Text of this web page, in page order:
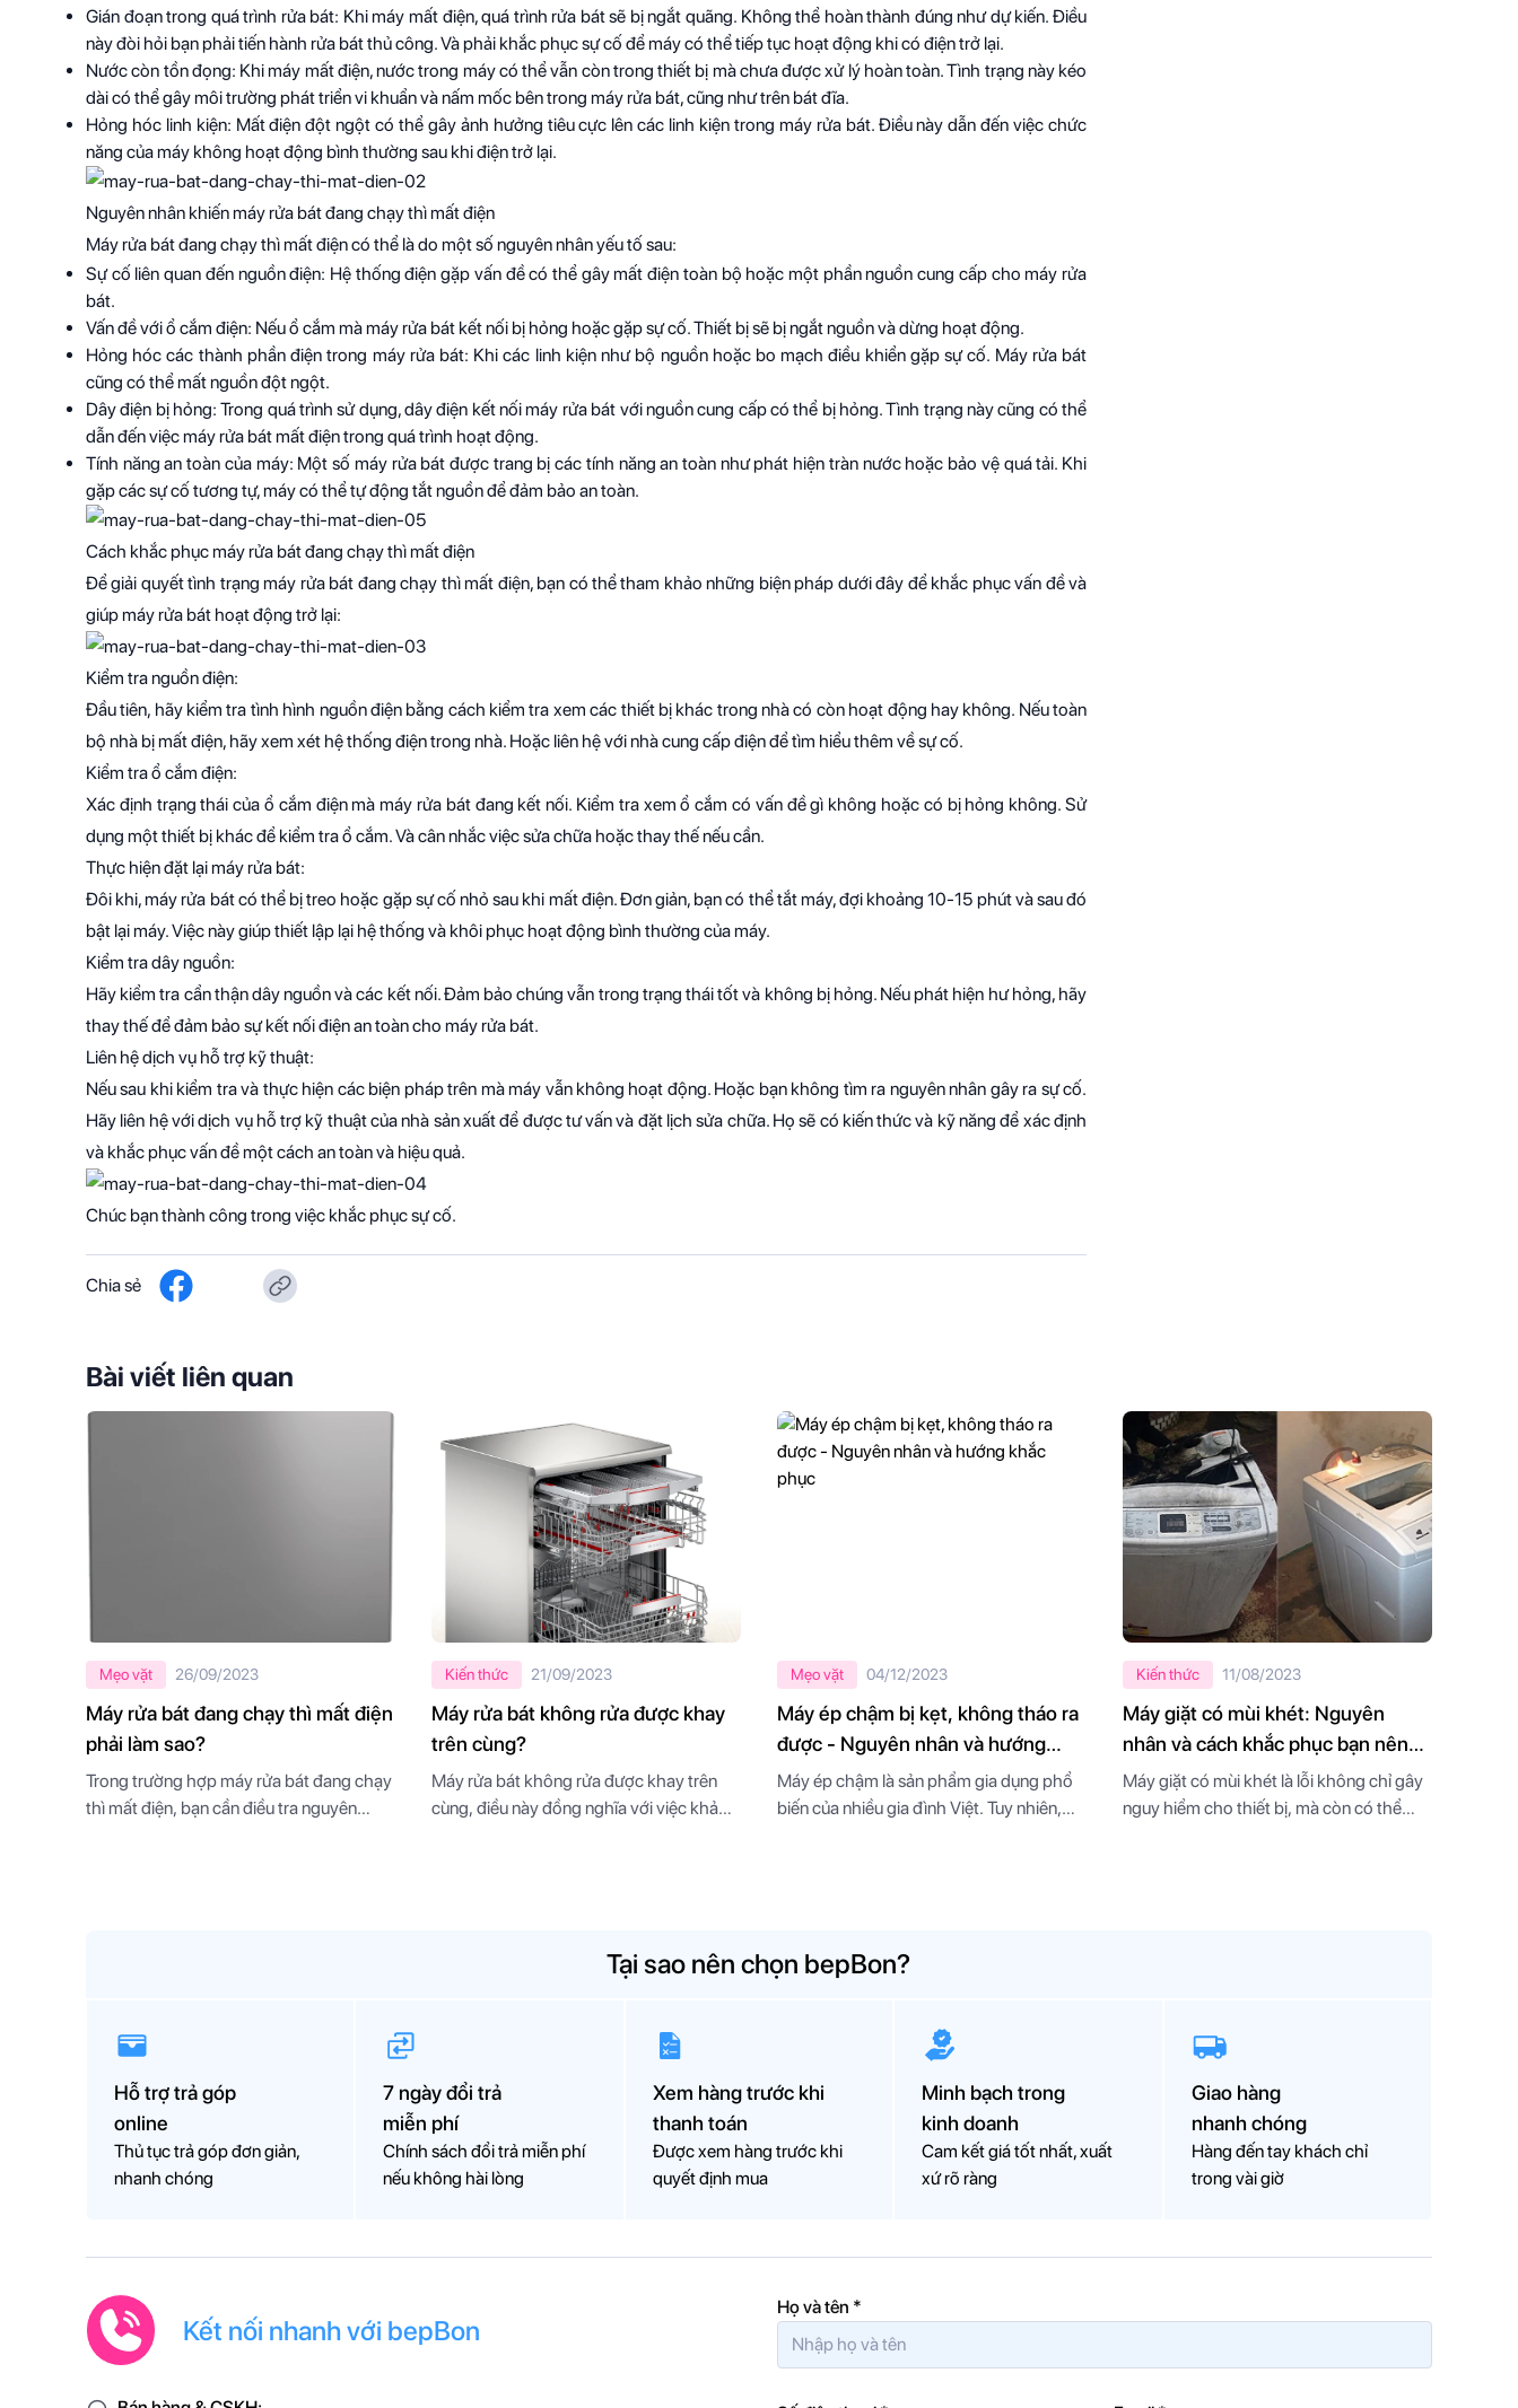
Gián đoạn trong quá trình rửa bát: Khi máy mất điện, quá trình rửa bát sẽ bị ngắt quãng. Không thể hoàn thành đúng như dự kiến. Điều
này đòi hỏi bạn phải tiến hành rửa bát thủ công. Và phải khắc phục sự cố để máy có thể tiếp tục hoạt động khi có điện trở lại.
Nước còn tồn đọng: Khi máy mất điện, nước trong máy có thể vẫn còn trong thiết bị mà chưa được xử lý hoàn toàn. Tình trạng này kéo
dài có thể gây môi trường phát triển vi khuẩn và nấm mốc bên trong máy rửa bát, cũng như trên bát đĩa.
Hỏng hóc linh kiện: Mất điện đột ngột có thể gây ảnh hưởng tiêu cực lên các linh kiện trong máy rửa bát. Điều này dẫn đến việc chức
năng của máy không hoạt động bình thường sau khi điện trở lại.
Nguyên nhân khiến máy rửa bát đang chạy thì mất điện
Máy rửa bát đang chạy thì mất điện có thể là do một số nguyên nhân yếu tố sau:
Sự cố liên quan đến nguồn điện: Hệ thống điện gặp vấn đề có thể gây mất điện toàn bộ hoặc một phần nguồn cung cấp cho máy rửa
bát.
Vấn đề với ổ cắm điện: Nếu ổ cắm mà máy rửa bát kết nối bị hỏng hoặc gặp sự cố. Thiết bị sẽ bị ngắt nguồn và dừng hoạt động.
Hỏng hóc các thành phần điện trong máy rửa bát: Khi các linh kiện như bộ nguồn hoặc bo mạch điều khiển gặp sự cố. Máy rửa bát
cũng có thể mất nguồn đột ngột.
Dây điện bị hỏng: Trong quá trình sử dụng, dây điện kết nối máy rửa bát với nguồn cung cấp có thể bị hỏng. Tình trạng này cũng có thể
dẫn đến việc máy rửa bát mất điện trong quá trình hoạt động.
Tính năng an toàn của máy: Một số máy rửa bát được trang bị các tính năng an toàn như phát hiện tràn nước hoặc bảo vệ quá tải. Khi
gặp các sự cố tương tự, máy có thể tự động tắt nguồn để đảm bảo an toàn.
Cách khắc phục máy rửa bát đang chạy thì mất điện
Để giải quyết tình trạng máy rửa bát đang chạy thì mất điện, bạn có thể tham khảo những biện pháp dưới đây để khắc phục vấn đề và
giúp máy rửa bát hoạt động trở lại:
Kiểm tra nguồn điện:
Đầu tiên, hãy kiểm tra tình hình nguồn điện bằng cách kiểm tra xem các thiết bị khác trong nhà có còn hoạt động hay không. Nếu toàn
bộ nhà bị mất điện, hãy xem xét hệ thống điện trong nhà. Hoặc liên hệ với nhà cung cấp điện để tìm hiểu thêm về sự cố.
Kiểm tra ổ cắm điện:
Xác định trạng thái của ổ cắm điện mà máy rửa bát đang kết nối. Kiểm tra xem ổ cắm có vấn đề gì không hoặc có bị hỏng không. Sử
dụng một thiết bị khác để kiểm tra ổ cắm. Và cân nhắc việc sửa chữa hoặc thay thế nếu cần.
Thực hiện đặt lại máy rửa bát:
Đôi khi, máy rửa bát có thể bị treo hoặc gặp sự cố nhỏ sau khi mất điện. Đơn giản, bạn có thể tắt máy, đợi khoảng 10-15 phút và sau đó
bật lại máy. Việc này giúp thiết lập lại hệ thống và khôi phục hoạt động bình thường của máy.
Kiểm tra dây nguồn:
Hãy kiểm tra cẩn thận dây nguồn và các kết nối. Đảm bảo chúng vẫn trong trạng thái tốt và không bị hỏng. Nếu phát hiện hư hỏng, hãy
thay thế để đảm bảo sự kết nối điện an toàn cho máy rửa bát.
Liên hệ dịch vụ hỗ trợ kỹ thuật:
Nếu sau khi kiểm tra và thực hiện các biện pháp trên mà máy vẫn không hoạt động. Hoặc bạn không tìm ra nguyên nhân gây ra sự cố.
Hãy liên hệ với dịch vụ hỗ trợ kỹ thuật của nhà sản xuất để được tư vấn và đặt lịch sửa chữa. Họ sẽ có kiến thức và kỹ năng để xác định
và khắc phục vấn đề một cách an toàn và hiệu quả.
Chúc bạn thành công trong việc khắc phục sự cố.
Chia sẻ
Bài viết liên quan
Mẹo vặt 26/09/2023
Máy rửa bát đang chạy thì mất điện
phải làm sao?
Trong trường hợp máy rửa bát đang chạy
thì mất điện, bạn cần điều tra nguyên
Kiến thức 21/09/2023
Máy rửa bát không rửa được khay
trên cùng?
Máy rửa bát không rửa được khay trên
cùng, điều này đồng nghĩa với việc khả
Mẹo vặt 04/12/2023
Máy ép chậm bị kẹt, không tháo ra
được - Nguyên nhân và hướng
khắc phục
Máy ép chậm là sản phẩm gia dụng phổ
biến của nhiều gia đình Việt. Tuy nhiên,
nhé !
Kiến thức 11/08/2023
Máy giặt có mùi khét: Nguyên
nhân và cách khắc phục bạn nên
biết
Máy giặt có mùi khét là lỗi không chỉ gây
nguy hiểm cho thiết bị, mà còn có thể
Tại sao nên chọn bepBon?
Hỗ trợ trả góp
online
Thủ tục trả góp đơn giản,
nhanh chóng
7 ngày đổi trả
miễn phí
Chính sách đổi trả miễn phí
nếu không hài lòng
Xem hàng trước khi
thanh toán
Được xem hàng trước khi
quyết định mua
Minh bạch trong
kinh doanh
Cam kết giá tốt nhất, xuất
xứ rõ ràng
Giao hàng
nhanh chóng
Hàng đến tay khách chỉ
trong vài giờ
Kết nối nhanh với bepBon
Họ và tên *